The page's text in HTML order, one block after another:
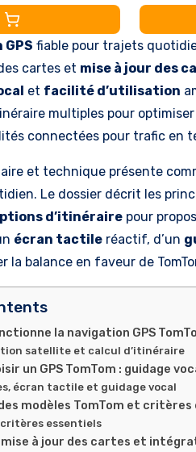
repères
fiable pour trajets
cartes et mise à jour des
et facilité d’utilisation
multiples pour
connectées pour trafic en
et technique présente
Le dossier décrit les
d’itinéraire pour
écran tactile réactif, d’un
la balance en faveur de
la navigation GPS
satellite et calcul d’itinéraire
un GPS TomTom : guidage
écran tactile et guidage vocal
modèles TomTom et critères
essentiels
à jour des cartes et